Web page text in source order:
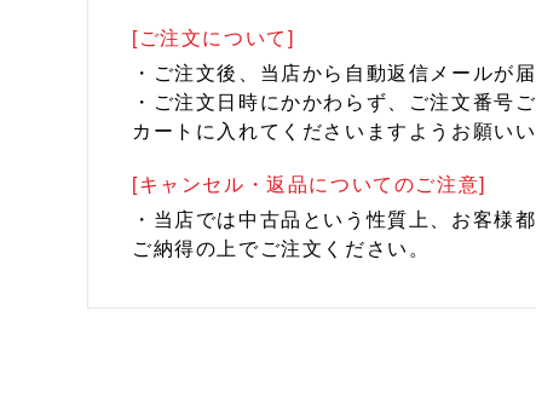
[ご注文について]
・ご注文後、当店から自動返信メールが
・ご注文日時にかかわらず、ご注文番号
カートに入れてくださいますようお願いい
[キャンセル・返品についてのご注意]
・当店では中古品という性質上、お客様
ご納得の上でご注文ください。